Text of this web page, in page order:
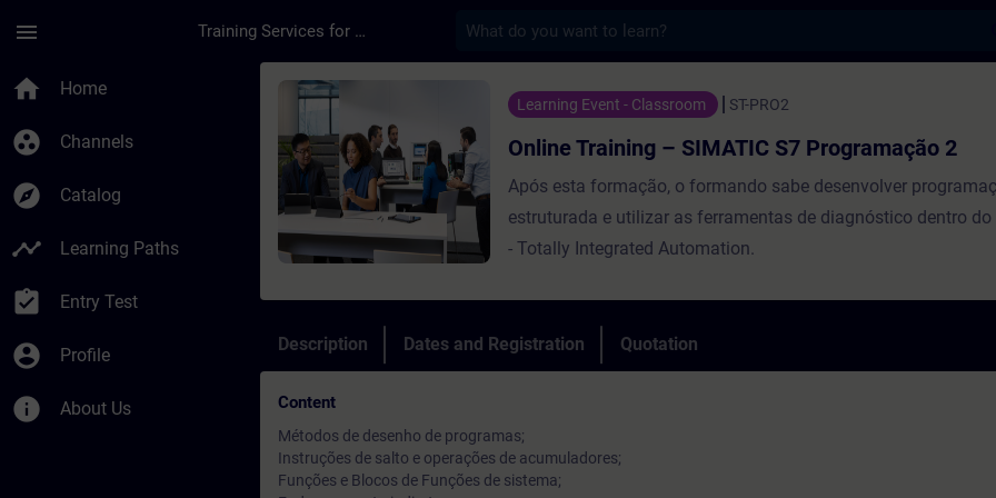
menu Training Services for Digital Industries
home Home
group_work Channels
explore Catalog
timeline Learning Paths
assignment_turned_in Entry Test
account_circle Profile
info About Us
Course - Online Training – SIMATIC S7 Programação 2 -
Learning Event - Classroom ST-PRO2
Online Training – SIMATIC S7 Programação 2
Após esta formação, o formando sabe desenvolver
estruturada e utilizar as ferramentas de diagnóstico dentro
- Totally Integrated Automation.
Description Dates and Registration Quotation
Content
Métodos de desenho de programas;
Instruções de salto e operações de acumuladores;
Funções e Blocos de Funções de sistema;